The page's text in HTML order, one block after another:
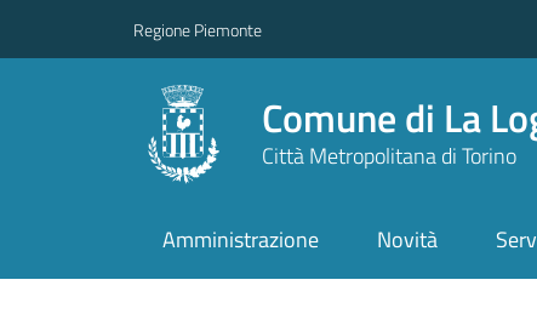
Regione Piemonte
Comune di La
Città Metropolitana di Torino
Amministrazione Novità